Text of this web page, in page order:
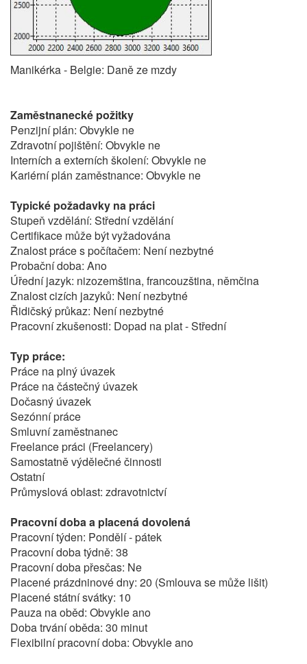
Manikérka - Belgie: Daně ze mzdy
Zaměstnanecké požitky
Penzijní plán: Obvykle ne
Zdravotní pojištění: Obvykle ne
Interních a externích školení: Obvykle ne
Kariérní plán zaměstnance: Obvykle ne
Typické požadavky na práci
Stupeň vzdělání: Střední vzdělání
Certifikace může být vyžadována
Znalost práce s počítačem: Není nezbytné
Probační doba: Ano
Úřední jazyk: nizozemština, francouzština, němčina
Znalost cizích jazyků: Není nezbytné
Řidičský průkaz: Není nezbytné
Pracovní zkušenosti: Dopad na plat - Střední
Typ práce:
Práce na plný úvazek
Práce na částečný úvazek
Dočasný úvazek
Sezónní práce
Smluvní zaměstnanec
Freelance práci (Freelancery)
Samostatně výdělečné činnosti
Ostatní
Průmyslová oblast: zdravotnictví
Pracovní doba a placená dovolená
Pracovní týden: Pondělí - pátek
Pracovní doba týdně: 38
Pracovní doba přesčas: Ne
Placené prázdninové dny: 20 (Smlouva se může lišit)
Placené státní svátky: 10
Pauza na oběd: Obvykle ano
Doba trvání oběda: 30 minut
Flexibilní pracovní doba: Obvykle ano